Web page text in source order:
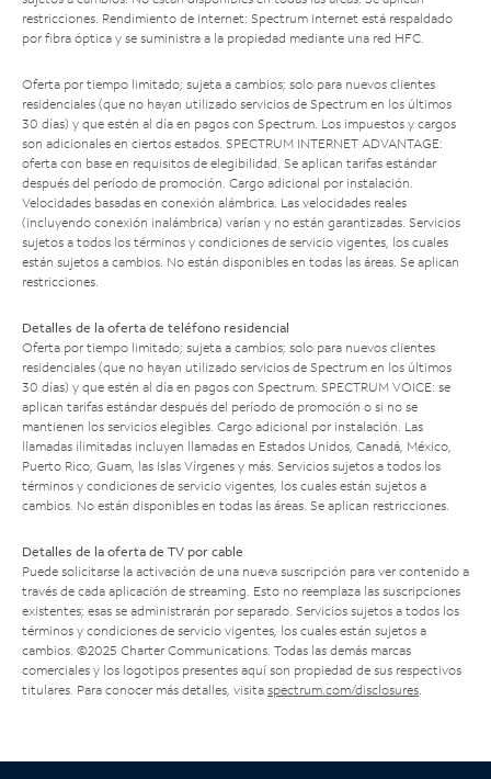
restricciones. Rendimiento de Internet: Spectrum Internet está respaldado
por fibra óptica y se suministra a la propiedad mediante una red HFC.
Oferta por tiempo limitado; sujeta a cambios; solo para nuevos clientes
residenciales (que no hayan utilizado servicios de Spectrum en los últimos
30 días) y que estén al día en pagos con Spectrum. Los impuestos y cargos
son adicionales en ciertos estados. SPECTRUM INTERNET ADVANTAGE:
oferta con base en requisitos de elegibilidad. Se aplican tarifas estándar
después del período de promoción. Cargo adicional por instalación.
Velocidades basadas en conexión alámbrica. Las velocidades reales
(incluyendo conexión inalámbrica) varían y no están garantizadas. Servicios
sujetos a todos los términos y condiciones de servicio vigentes, los cuales
están sujetos a cambios. No están disponibles en todas las áreas. Se aplican
restricciones.
Detalles de la oferta de teléfono residencial
Oferta por tiempo limitado; sujeta a cambios; solo para nuevos clientes
residenciales (que no hayan utilizado servicios de Spectrum en los últimos
30 días) y que estén al día en pagos con Spectrum. SPECTRUM VOICE: se
aplican tarifas estándar después del período de promoción o si no se
mantienen los servicios elegibles. Cargo adicional por instalación. Las
llamadas ilimitadas incluyen llamadas en Estados Unidos, Canadá, México,
Puerto Rico, Guam, las Islas Vírgenes y más. Servicios sujetos a todos los
términos y condiciones de servicio vigentes, los cuales están sujetos a
cambios. No están disponibles en todas las áreas. Se aplican restricciones.
Detalles de la oferta de TV por cable
Puede solicitarse la activación de una nueva suscripción para ver contenido a
través de cada aplicación de streaming. Esto no reemplaza las suscripciones
existentes; esas se administrarán por separado. Servicios sujetos a todos los
términos y condiciones de servicio vigentes, los cuales están sujetos a
cambios. ©2025 Charter Communications. Todas las demás marcas
comerciales y los logotipos presentes aquí son propiedad de sus respectivos
titulares. Para conocer más detalles, visita spectrum.com/disclosures